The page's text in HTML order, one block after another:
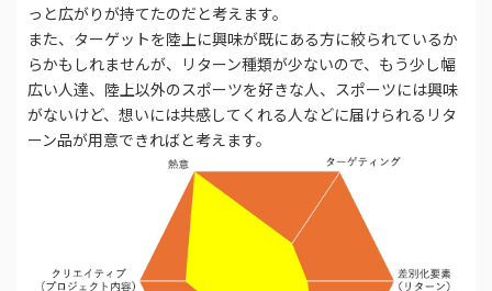
っと広がりが持てたのだと考えます。
また、ターゲットを陸上に興味が既にある方に絞られているか
らかもしれませんが、リターン種類が少ないので、もう少し幅
広い人達、陸上以外のスポーツを好きな人、スポーツには興味
がないけど、想いには共感してくれる人などに届けられるリタ
ーン品が用意できればと考えます。